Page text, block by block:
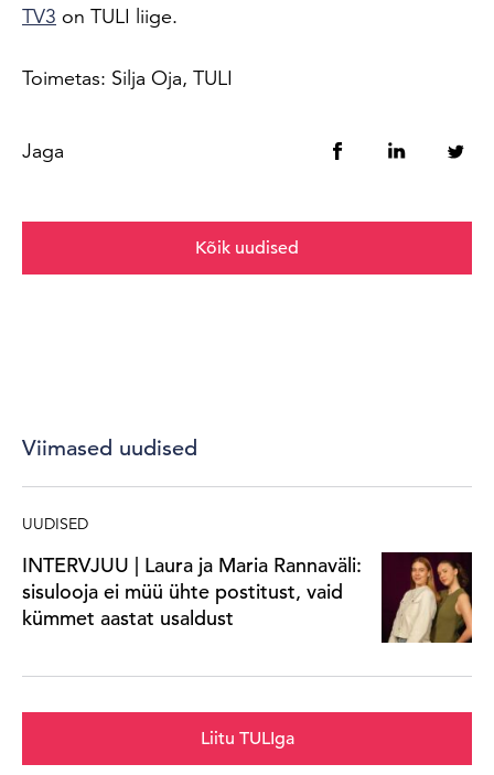
TV3 on TULI liige.
Toimetas: Silja Oja, TULI
Jaga
Kõik uudised
Viimased uudised
UUDISED
INTERVJUU | Laura ja Maria Rannaväli:
sisulooja ei müü ühte postitust, vaid
kümmet aastat usaldust
Liitu TULIga